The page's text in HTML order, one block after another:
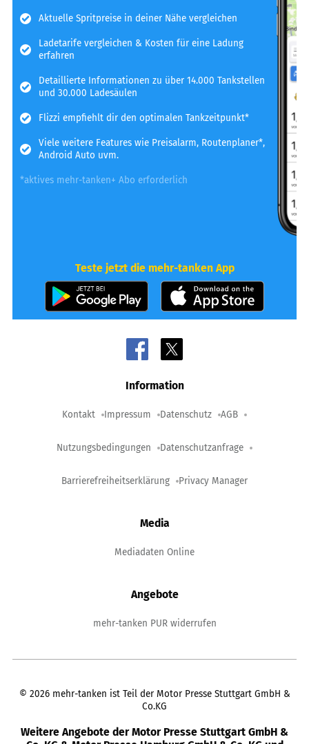
Aktuelle Spritpreise in deiner Nähe vergleichen
Ladetarife vergleichen & Kosten für eine Ladung
erfahren
Detaillierte Informationen zu über 14.000 Tankstellen
und 30.000 Ladesäulen
Flizzi empfiehlt dir den optimalen Tankzeitpunkt*
Viele weitere Features wie Preisalarm, Routenplaner*,
Android Auto uvm.
*aktives mehr-tanken+ Abo erforderlich
Teste jetzt die mehr-tanken App
Information
Kontakt Impressum Datenschutz AGB
Nutzungsbedingungen Datenschutzanfrage
Barrierefreiheitserklärung Privacy Manager
Media
Mediadaten Online
Angebote
mehr-tanken PUR widerrufen
© 2026 mehr-tanken ist Teil der Motor Presse Stuttgart GmbH &
Co.KG
Weitere Angebote der Motor Presse Stuttgart GmbH &